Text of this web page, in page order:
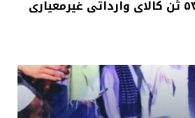
جلوگیری از ورود ۵۳۵ تُن کالای وارداتی غیرمعیاری